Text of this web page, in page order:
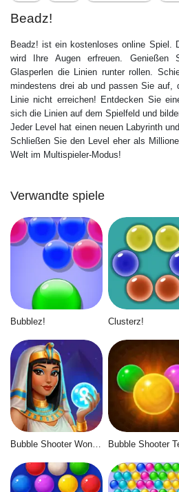
Beadz!
Beadz! ist ein kostenloses online Spiel.
wird Ihre Augen erfreuen.
Glasperlen die Linien runter rollen.
mindestens drei ab und passen Sie auf,
Linie nicht erreichen! Entdecken Sie
sich die Linien auf dem Spielfeld und
Jeder Level hat einen neuen Labyrinth
Schließen Sie den Level eher als
Welt im Multispieler-Modus!
Verwandte spiele
Bubblez! Clusterz!
Bubble Shooter Wonders of Egypt